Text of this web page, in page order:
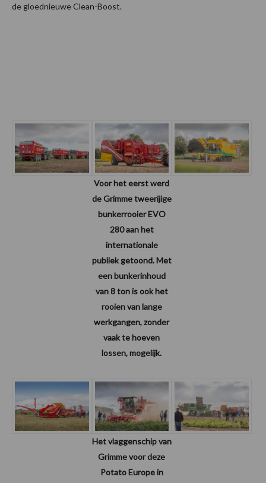
de gloednieuwe Clean-Boost.
Voor het eerst werd
de Grimme tweerijige
bunkerrooier EVO
280 aan het
internationale
publiek getoond. Met
een bunkerinhoud
van 8 ton is ook het
rooien van lange
werkgangen, zonder
vaak te hoeven
lossen, mogelijk.
Het vlaggenschip van
Grimme voor deze
Potato Europe in